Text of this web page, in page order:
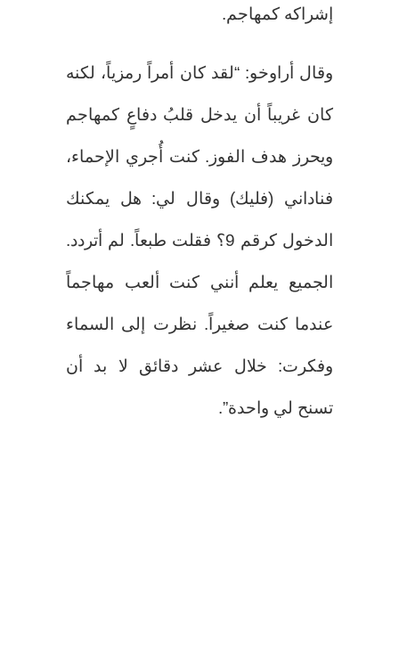
إشراكه كمهاجم.
وقال أراوخو: “لقد كان أمراً رمزياً، لكنه
كان غريباً أن يدخل قلبُ دفاعٍ كمهاجم
ويحرز هدف الفوز. كنت أُجري الإحماء،
فناداني (فليك) وقال لي: هل يمكنك
الدخول كرقم 9؟ فقلت طبعاً. لم أتردد.
الجميع يعلم أنني كنت ألعب مهاجماً
عندما كنت صغيراً. نظرت إلى السماء
وفكرت: خلال عشر دقائق لا بد أن
تسنح لي واحدة”.